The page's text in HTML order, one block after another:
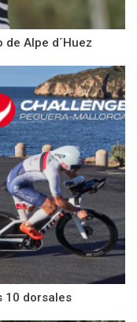
Alpe d´Huez
10 dorsales